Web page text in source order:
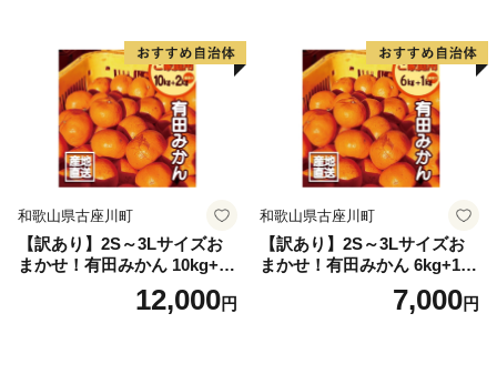
ん 和歌山 ご家庭用
和歌山県古座川町
【訳あり】2S～3Lサイズお
まかせ！有田みかん 10kg+2k
g保証分 11月から12月下旬ま
でに順次発送致します。 / 訳
12,000円
和歌山県古座川町
【訳あり】2S～3Lサイズお
まかせ！有田みかん 6kg+1kg
保証分 11月から12月下旬ま
でに順次発送致します。 / 訳
7,000円